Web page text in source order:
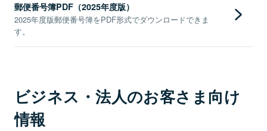
郵便番号簿PDF（2025年度版）
2025年度版郵便番号簿をPDF形式でダウンロードできま
す。
ビジネス・法人のお客さま向け
情報